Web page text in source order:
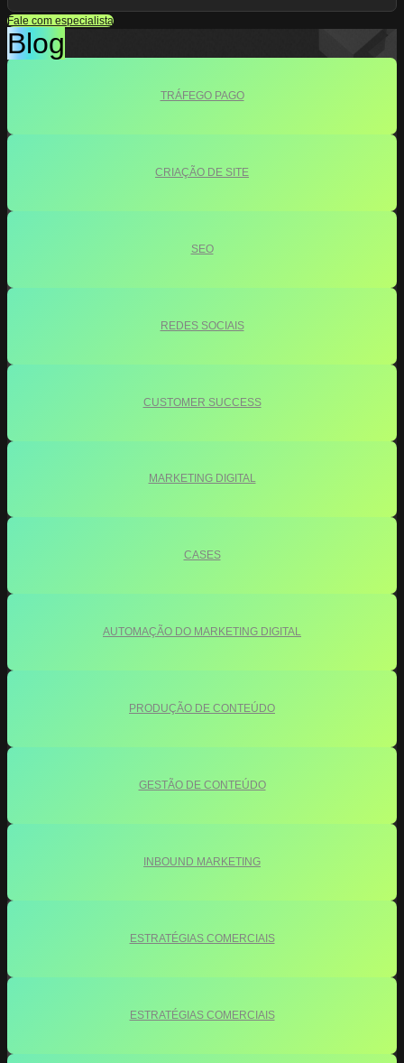
Fale com especialista
Blog
TRÁFEGO PAGO
CRIAÇÃO DE SITE
SEO
REDES SOCIAIS
CUSTOMER SUCCESS
MARKETING DIGITAL
CASES
AUTOMAÇÃO DO MARKETING DIGITAL
PRODUÇÃO DE CONTEÚDO
GESTÃO DE CONTEÚDO
INBOUND MARKETING
ESTRATÉGIAS COMERCIAIS
ESTRATÉGIAS COMERCIAIS